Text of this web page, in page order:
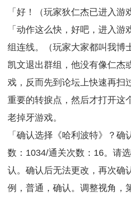
「好！（玩家狄仁杰已进入游
「动作这么快，好吧，进入
组连线。（玩家大家都叫我博
凯文退出群组，他没有像仁杰
戏，反而先到论坛上快速再扫
重要的转捩点，然后才打开这
老掉牙游戏。
「确认选择《哈利波特》？确
数：1034/通关次数：16。请
认。确认后无法更改，再次确
例，普通，确认。调整视角，